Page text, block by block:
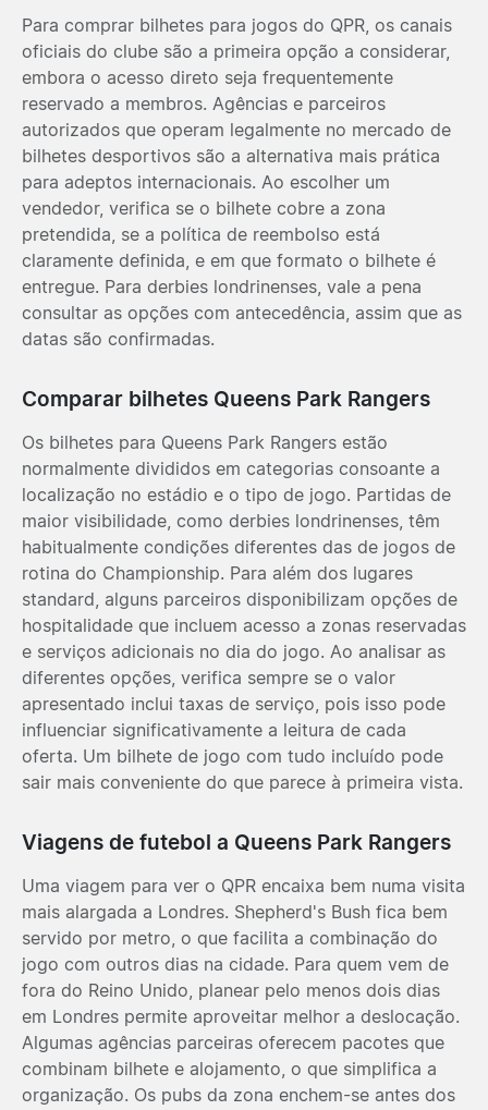
Para comprar bilhetes para jogos do QPR, os canais
oficiais do clube são a primeira opção a considerar,
embora o acesso direto seja frequentemente
reservado a membros. Agências e parceiros
autorizados que operam legalmente no mercado de
bilhetes desportivos são a alternativa mais prática
para adeptos internacionais. Ao escolher um
vendedor, verifica se o bilhete cobre a zona
pretendida, se a política de reembolso está
claramente definida, e em que formato o bilhete é
entregue. Para derbies londrinenses, vale a pena
consultar as opções com antecedência, assim que as
datas são confirmadas.
Comparar bilhetes Queens Park Rangers
Os bilhetes para Queens Park Rangers estão
normalmente divididos em categorias consoante a
localização no estádio e o tipo de jogo. Partidas de
maior visibilidade, como derbies londrinenses, têm
habitualmente condições diferentes das de jogos de
rotina do Championship. Para além dos lugares
standard, alguns parceiros disponibilizam opções de
hospitalidade que incluem acesso a zonas reservadas
e serviços adicionais no dia do jogo. Ao analisar as
diferentes opções, verifica sempre se o valor
apresentado inclui taxas de serviço, pois isso pode
influenciar significativamente a leitura de cada
oferta. Um bilhete de jogo com tudo incluído pode
sair mais conveniente do que parece à primeira vista.
Viagens de futebol a Queens Park Rangers
Uma viagem para ver o QPR encaixa bem numa visita
mais alargada a Londres. Shepherd's Bush fica bem
servido por metro, o que facilita a combinação do
jogo com outros dias na cidade. Para quem vem de
fora do Reino Unido, planear pelo menos dois dias
em Londres permite aproveitar melhor a deslocação.
Algumas agências parceiras oferecem pacotes que
combinam bilhete e alojamento, o que simplifica a
organização. Os pubs da zona enchem-se antes dos